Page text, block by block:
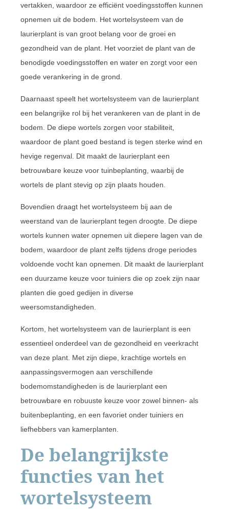
vertakken, waardoor ze efficiënt voedingsstoffen kunnen
opnemen uit de bodem. Het wortelsysteem van de
laurierplant is van groot belang voor de groei en
gezondheid van de plant. Het voorziet de plant van de
benodigde voedingsstoffen en water en zorgt voor een
goede verankering in de grond.
Daarnaast speelt het wortelsysteem van de laurierplant
een belangrijke rol bij het verankeren van de plant in de
bodem. De diepe wortels zorgen voor stabiliteit,
waardoor de plant goed bestand is tegen sterke wind en
hevige regenval. Dit maakt de laurierplant een
betrouwbare keuze voor tuinbeplanting, waarbij de
wortels de plant stevig op zijn plaats houden.
Bovendien draagt het wortelsysteem bij aan de
weerstand van de laurierplant tegen droogte. De diepe
wortels kunnen water opnemen uit diepere lagen van de
bodem, waardoor de plant zelfs tijdens droge periodes
voldoende vocht kan opnemen. Dit maakt de laurierplant
een duurzame keuze voor tuiniers die op zoek zijn naar
planten die goed gedijen in diverse
weersomstandigheden.
Kortom, het wortelsysteem van de laurierplant is een
essentieel onderdeel van de gezondheid en veerkracht
van deze plant. Met zijn diepe, krachtige wortels en
aanpassingsvermogen aan verschillende
bodemomstandigheden is de laurierplant een
betrouwbare en robuuste keuze voor zowel binnen- als
buitenbeplanting, en een favoriet onder tuiniers en
liefhebbers van kamerplanten.
De belangrijkste
functies van het
wortelsysteem